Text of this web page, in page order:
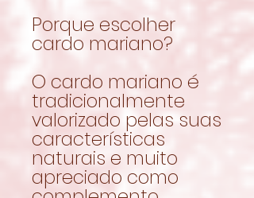
Porque escolher
cardo mariano?
O cardo mariano é
tradicionalmente
valorizado pelas suas
características
naturais e muito
apreciado como